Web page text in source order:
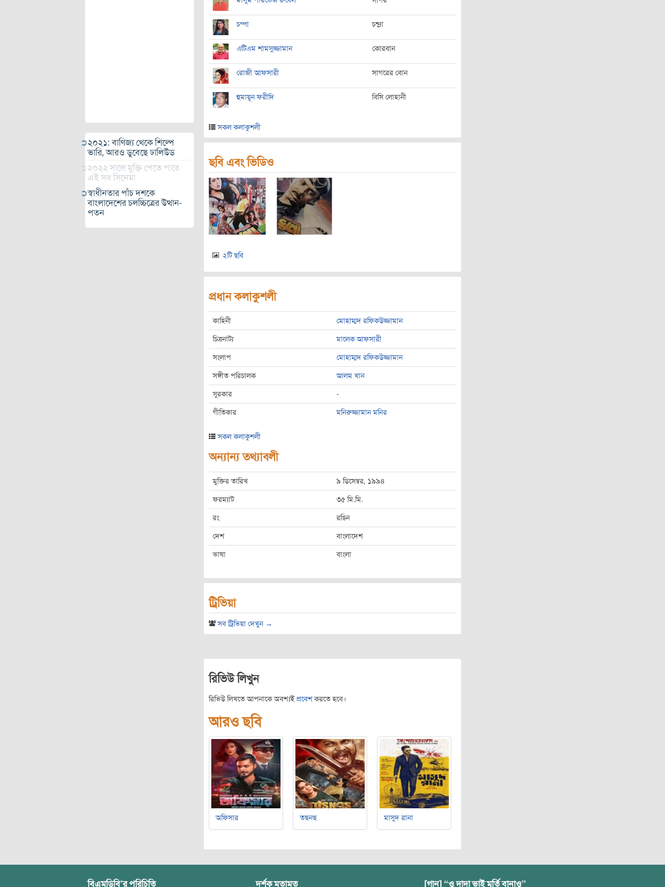
২০২১: বাণিজ্য থেকে শিল্পে
ভারি, আরও ডুবেছে ঢালিউড
২০২২ সালে মুক্তি পেতে পারে
এই সব সিনেমা
স্বাধীনতার পাঁচ দশকে
বাংলাদেশের চলচ্চিত্রের উত্থান-
পতন
চম্পা চন্দ্রা
এটিএম শামসুজ্জামান কোরবান
রোজী আফসারী সাগরের বোন
হুমায়ূন ফরীদি বিসি লোহানী
সকল কলাকুশলী
ছবি এবং ভিডিও
২টি ছবি
প্রধান কলাকুশলী
কাহিনী মোহাম্মদ রফিকউজ্জামান
চিত্রনাট্য মালেক আফসারী
সংলাপ মোহাম্মদ রফিকউজ্জামান
সঙ্গীত পরিচালক আলম খান
সুরকার -
গীতিকার মনিরুজ্জামান মনির
সকল কলাকুশলী
অন্যান্য তথ্যাবলী
মুক্তির তারিখ ৯ ডিসেম্বর, ১৯৯৪
ফরম্যাট ৩৫ মি.মি.
রং রঙিন
দেশ বাংলাদেশ
ভাষা বাংলা
ট্রিভিয়া
সব ট্রিভিয়া দেখুন →
রিভিউ লিখুন
রিভিউ লিখতে আপনাকে অবশ্যইপ্রবেশকরতে হবে।
আরও ছবি
অফিসার তছনছ মাসুদ রানা
বিএমডিবি’র পরিচিতি দর্শক মতামত [গান] “ও দাদা ভাই মূর্তি বানাও”